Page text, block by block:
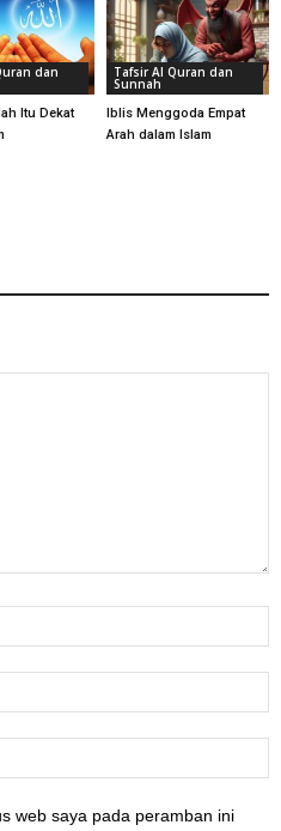
dan
Itu Dekat
Tafsir Al Quran dan
Sunnah
Iblis Menggoda Empat
Arah dalam Islam
web saya pada peramban ini